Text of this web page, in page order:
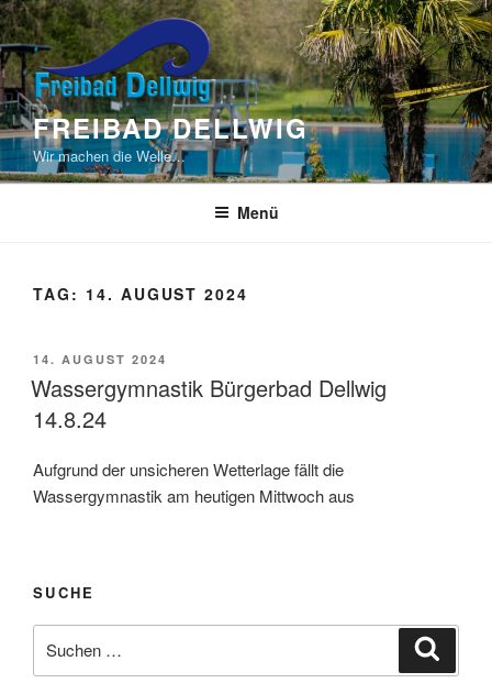
Zum
Inhalt
springen
FREIBAD DELLWIG
Wir machen die Welle…
Menü
TAG: 14. AUGUST 2024
VERÖFFENTLICHT
AM
14. AUGUST 2024
Wassergymnastik Bürgerbad Dellwig
14.8.24
Aufgrund der unsicheren Wetterlage fällt die
Wassergymnastik am heutigen Mittwoch aus
SUCHE
nach: